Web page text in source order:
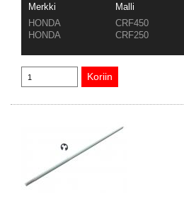
Merkki Malli
HONDA
CRF450
HONDA
CRF250